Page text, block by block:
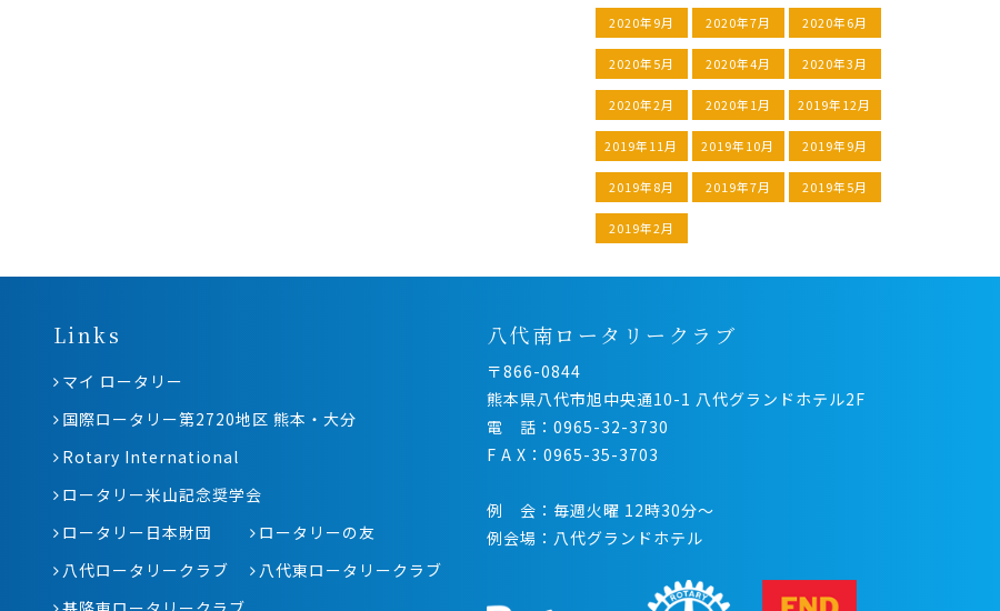
2020年9月 2020年7月 2020年6月
2020年5月 2020年4月 2020年3月
2020年2月 2020年1月 2019年12月
2019年11月 2019年10月 2019年9月
2019年8月 2019年7月 2019年5月
2019年2月
Links
マイ ロータリー
国際ロータリー第2720地区 熊本・大分
Rotary International
ロータリー米山記念奨学会
ロータリー日本財団
ロータリーの友
八代ロータリークラブ
八代東ロータリークラブ
八代南ロータリークラブ
〒866-0844
熊本県八代市旭中央通10-1 八代グランドホテル2F
電 話：0965-32-3730
F A X：0965-35-3703
例 会：毎週火曜 12時30分〜
例会場：八代グランドホテル